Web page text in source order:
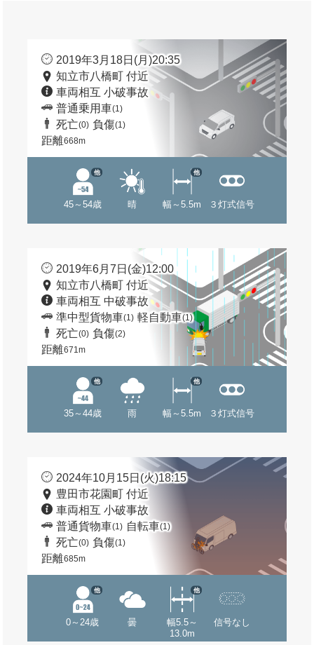
2019年3月18日(月)20:35
知立市八橋町 付近
車両相互 小破事故
普通乗用車(1)
死亡(0) 負傷(1)
距離668m
45～54歳
他
晴 幅～5.5m
他
３灯式信号
2019年6月7日(金)12:00
知立市八橋町 付近
車両相互 中破事故
準中型貨物車(1) 軽自動車(1)
死亡(0) 負傷(2)
距離671m
35～44歳
他
雨 幅～5.5m
他
３灯式信号
2024年10月15日(火)18:15
豊田市花園町 付近
車両相互 小破事故
普通貨物車(1) 自転車(1)
死亡(0) 負傷(1)
距離685m
0～24歳
他
曇
幅5.5～
13.0m
他
信号なし